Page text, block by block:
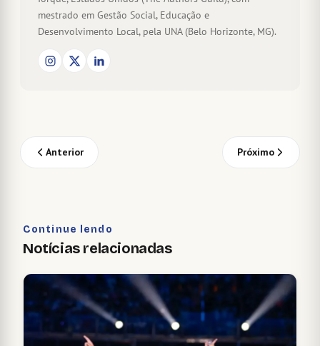
mestrado em Gestão Social, Educação e
Desenvolvimento Local, pela UNA (Belo Horizonte, MG).
Anterior Próximo
Continue lendo
Notícias relacionadas